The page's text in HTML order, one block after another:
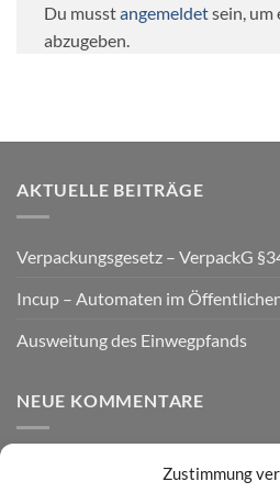
Zustimmung
Du musstangemeldetsein,
abzugeben.
AKTUELLE BEITRÄGE
Verpackungsgesetz – VerpackG
Incup – Automaten im
Ausweitung des Einwegpfands
NEUE KOMMENTARE